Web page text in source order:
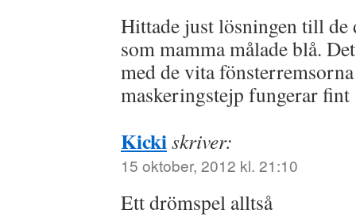
Hittade just lösningen till de
som mamma målade blå.
med de vita
maskeringstejp fungerar
Kickiskriver:
15 oktober, 2012 kl. 21:10
Ett drömspel alltså